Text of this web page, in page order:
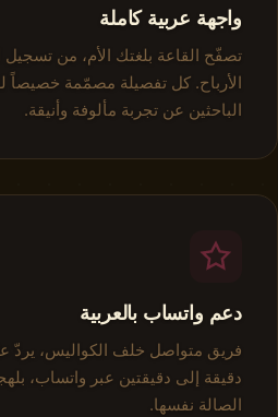
واجهة عربية كاملة
تصفّح القاعة بلغتك الأم، من
الباحثين عن تجربة مألوفة وأنيقة.
دعم واتساب بالعربية
فريق متواصل خلف الكواليس، يردّ
دقيقة إلى دقيقتين عبر واتساب،
الصالة نفسها.